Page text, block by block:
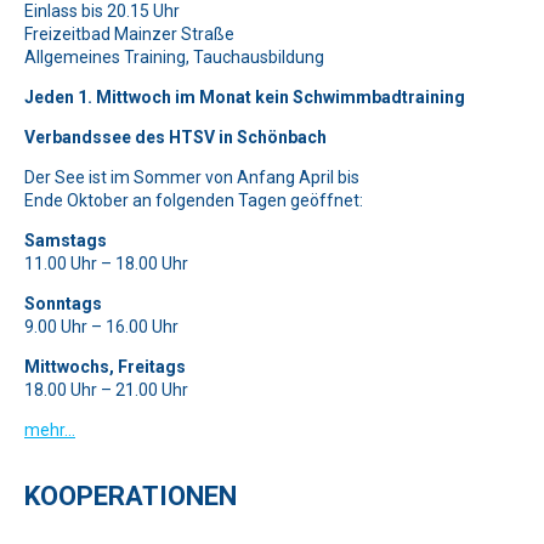
Bitte lasse dieses Feld leer.
Bitte beweise, dass du kein Spambot bist und wähle das
SymbolHaus.
Einlass bis 20.15 Uhr
Freizeitbad Mainzer Straße
Allgemeines Training, Tauchausbildung
Jeden 1. Mittwoch im Monat kein Schwimmbadtraining
Verbandssee des HTSV in Schönbach
Der See ist im Sommer von Anfang April bis
Ende Oktober an folgenden Tagen geöffnet:
Samstags
11.00 Uhr – 18.00 Uhr
Sonntags
9.00 Uhr – 16.00 Uhr
Mittwochs, Freitags
18.00 Uhr – 21.00 Uhr
mehr…
KOOPERATIONEN